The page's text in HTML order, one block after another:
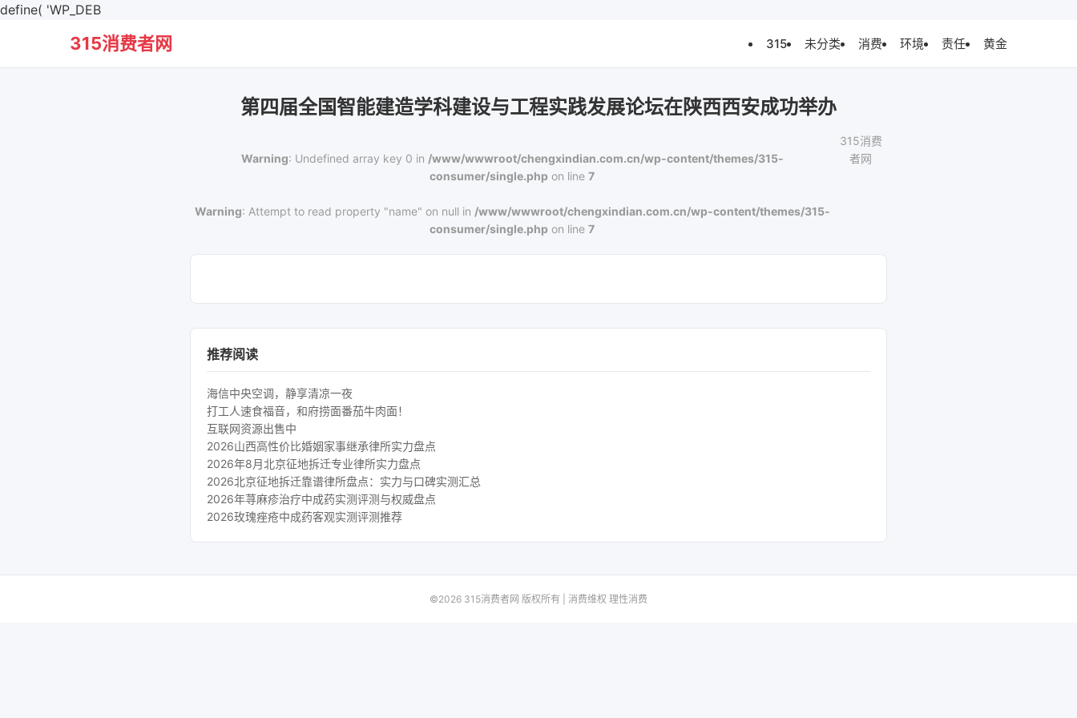
define( 'WP_DEB
315消费者网 315 未分类 消费 环境 责任 黄金
第四届全国智能建造学科建设与工程实践发展论坛在陕西西安成功举办
Warning: Undefined array key 0 in /www/wwwroot/chengxindian.com.cn/wp-content/themes/315-
consumer/single.php on line7
Warning: Attempt to read property "name" on null in /www/wwwroot/chengxindian.com.cn/wp-content/themes/315-
consumer/single.php on line7
315消费
者网
推荐阅读
海信中央空调，静享清凉一夜
打工人速食福音，和府捞面番茄牛肉面！
互联网资源出售中
2026山西高性价比婚姻家事继承律所实力盘点
2026年8月北京征地拆迁专业律所实力盘点
2026北京征地拆迁靠谱律所盘点：实力与口碑实测汇总
2026年荨麻疹治疗中成药实测评测与权威盘点
2026玫瑰痤疮中成药客观实测评测推荐
©2026 315消费者网 版权所有 | 消费维权 理性消费